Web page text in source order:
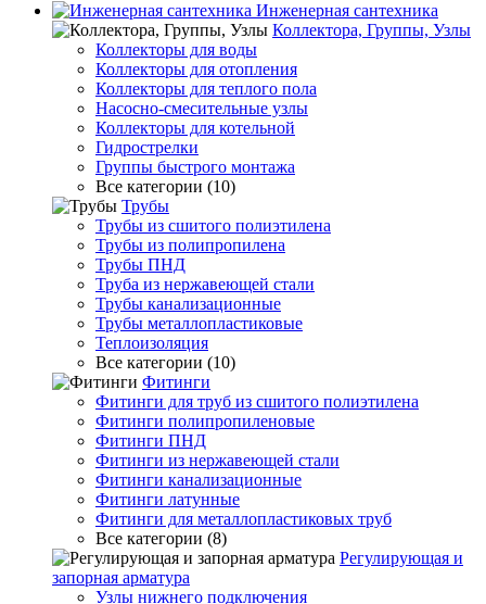
Инженерная сантехника
Коллектора, Группы, Узлы
Коллекторы для воды
Коллекторы для отопления
Коллекторы для теплого пола
Насосно-смесительные узлы
Коллекторы для котельной
Гидрострелки
Группы быстрого монтажа
Все категории (10)
Трубы
Трубы из сшитого полиэтилена
Трубы из полипропилена
Трубы ПНД
Труба из нержавеющей стали
Трубы канализационные
Трубы металлопластиковые
Теплоизоляция
Все категории (10)
Фитинги
Фитинги для труб из сшитого полиэтилена
Фитинги полипропиленовые
Фитинги ПНД
Фитинги из нержавеющей стали
Фитинги канализационные
Фитинги латунные
Фитинги для металлопластиковых труб
Все категории (8)
Регулирующая и
запорная арматура
Узлы нижнего подключения